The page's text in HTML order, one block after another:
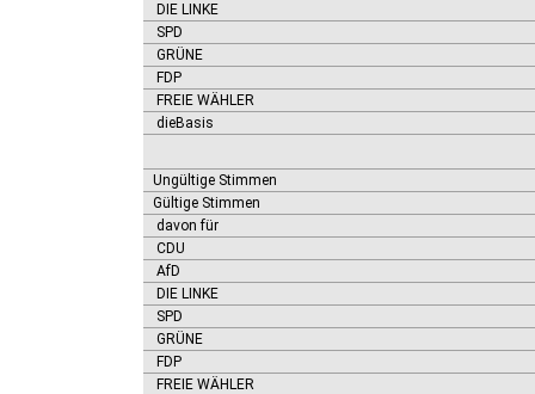
DIE LINKE
SPD
GRÜNE
FDP
FREIE WÄHLER
dieBasis
Ungültige Stimmen
Gültige Stimmen
davon für
CDU
AfD
DIE LINKE
SPD
GRÜNE
FDP
FREIE WÄHLER